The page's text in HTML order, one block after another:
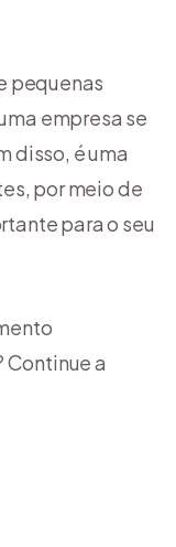
pequenas
empresa se
disso, é uma
por meio de
para o seu
Continue a